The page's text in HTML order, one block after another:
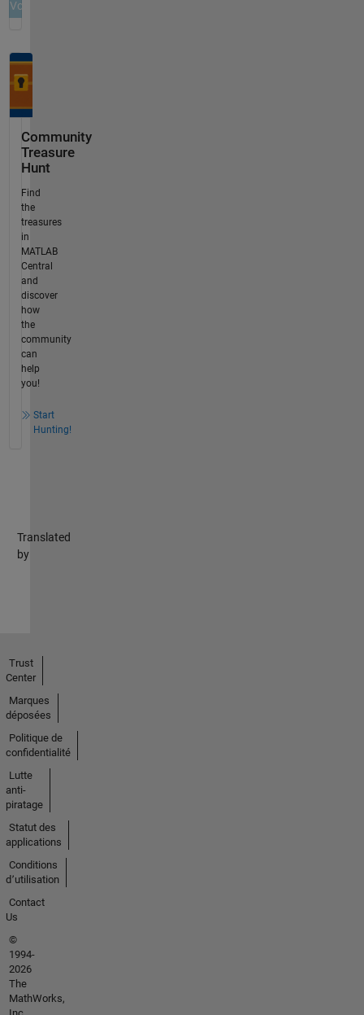
Community
Treasure
Hunt
Find
the
treasures
in
MATLAB
Central
and
discover
how
the
community
can
help
you!
Start
Hunting!
Translated
by
Trust
Center
Marques
déposées
Politique de
confidentialité
Lutte
anti-
piratage
Statut des
applications
Conditions
d՚utilisation
Contact
Us
©
1994-
2026
The
MathWorks,